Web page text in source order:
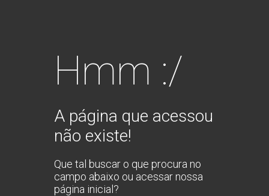
Hmm :/
A página que acessou
não existe!
Que tal buscar o que procura no
campo abaixo ou acessar nossa
página inicial?